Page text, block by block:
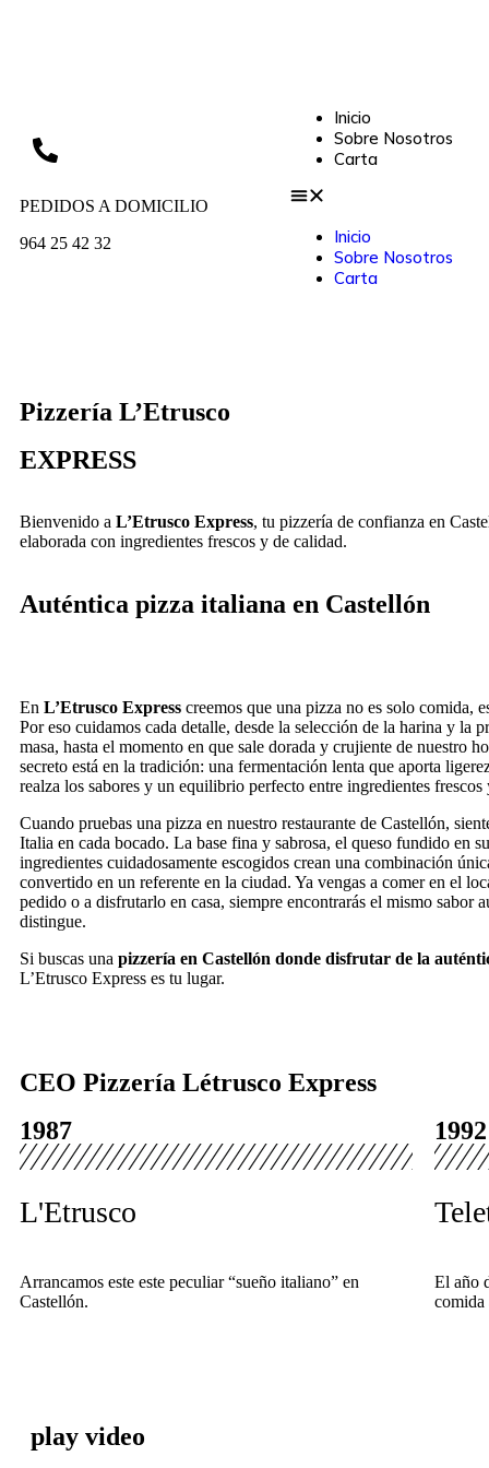
PEDIDOS A DOMICILIO
964 25 42 32
Inicio
Sobre Nosotros
Carta
Inicio
Sobre Nosotros
Carta
Pizzería L’Etrusco
EXPRESS
Bienvenido a L’Etrusco Express, tu pizzería de confianza en
elaborada con ingredientes frescos y de calidad.
Auténtica pizza italiana en Castellón
En L’Etrusco Express creemos que una pizza no es solo comida,
Por eso cuidamos cada detalle, desde la selección de la harina y la
masa, hasta el momento en que sale dorada y crujiente de nuestro
secreto está en la tradición: una fermentación lenta que aporta
realza los sabores y un equilibrio perfecto entre ingredientes frescos
Cuando pruebas una pizza en nuestro restaurante de Castellón,
Italia en cada bocado. La base fina y sabrosa, el queso fundido en
ingredientes cuidadosamente escogidos crean una combinación
convertido en un referente en la ciudad. Ya vengas a comer en el
pedido o a disfrutarlo en casa, siempre encontrarás el mismo sabor
distingue.
Si buscas una pizzería en Castellón donde disfrutar de la
L’Etrusco Express es tu lugar.
CEO Pizzería Létrusco Express
1987
L'Etrusco
Arrancamos este este peculiar “sueño italiano” en
Castellón.
1992
El año
play video